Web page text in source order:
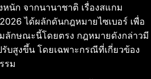
นัก จากนานาชาติ เรื่องสแกม
ได้ผลักดันกฎหมายไซเบอร์ เพื่อ
ลักษณะนี้โดยตรง กฎหมายดังกล่าวมี
บสูงขึ้น โดยเฉพาะกรณีที่เกี่ยวข้อง
รม